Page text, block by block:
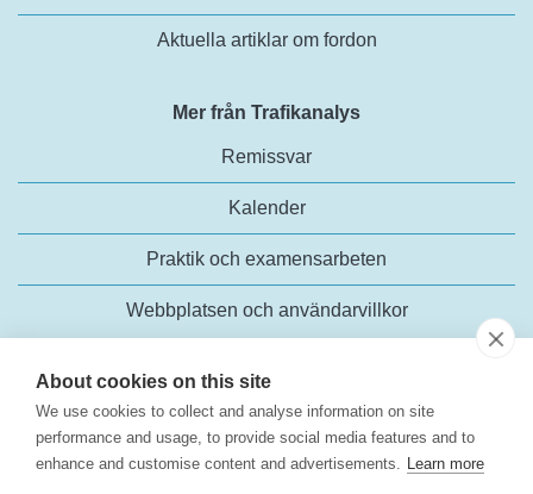
About cookies on this site
We use cookies to collect and analyse information on site
performance and usage, to provide social media features and to
enhance and customise content and advertisements. Learn more
Aktuella artiklar om fordon
Mer från Trafikanalys
Remissvar
Kalender
Praktik och examensarbeten
Webbplatsen och användarvillkor